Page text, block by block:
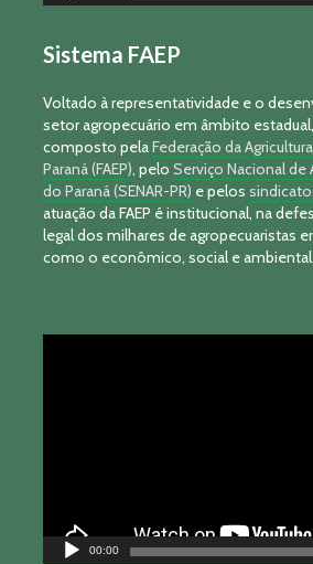
Sistema FAEP
Voltado à representatividade e o
setor agropecuário em âmbito
composto pelaFederação da
Paraná (FAEP), pelo Serviço Nacional de
do Paraná (SENAR-PR) e pelos
atuação da FAEP é institucional, na
legal dos milhares de agropecuaristas
como o econômico, social e ambiental.
00:00